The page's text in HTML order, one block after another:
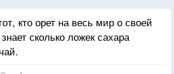
кто орет на весь мир о своей
сколько ложек сахара